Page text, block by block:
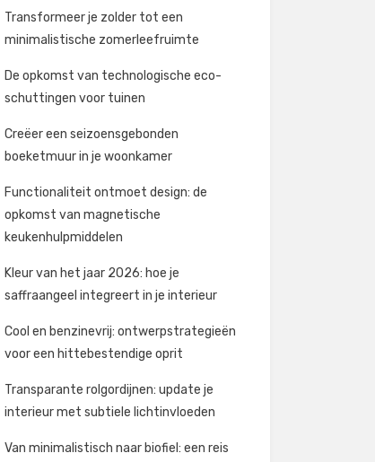
Transformeer je zolder tot een
minimalistische zomerleefruimte
De opkomst van technologische eco-
schuttingen voor tuinen
Creëer een seizoensgebonden
boeketmuur in je woonkamer
Functionaliteit ontmoet design: de
opkomst van magnetische
keukenhulpmiddelen
Kleur van het jaar 2026: hoe je
saffraangeel integreert in je interieur
Cool en benzinevrij: ontwerpstrategieën
voor een hittebestendige oprit
Transparante rolgordijnen: update je
interieur met subtiele lichtinvloeden
Van minimalistisch naar biofiel: een reis